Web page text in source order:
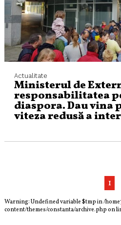
Actualitate
Ministerul de
responsabilitatea
diaspora. Dau vina
viteza redusă a
1
Warning: Undefined variable $tmp in/
content/themes/constanta/archive.phpon